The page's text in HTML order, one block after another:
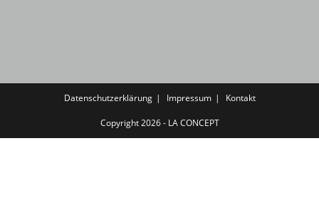
Datenschutzerklärung Impressum Kontakt
Copyright 2026 - LA CONCEPT